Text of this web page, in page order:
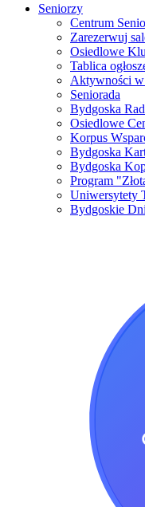
Seniorzy
Centrum
Zarezerwuj
Osiedlowe
Tablica
Aktywności
Seniorada
Bydgoska
Osiedlowe
Korpus
Bydgoska
Bydgoska
Program
Uniwersytety
Bydgoskie